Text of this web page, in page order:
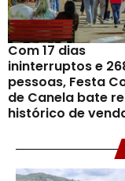
Com 17 dias
ininterruptos e
pessoas, Festa
de Canela bate
histórico de